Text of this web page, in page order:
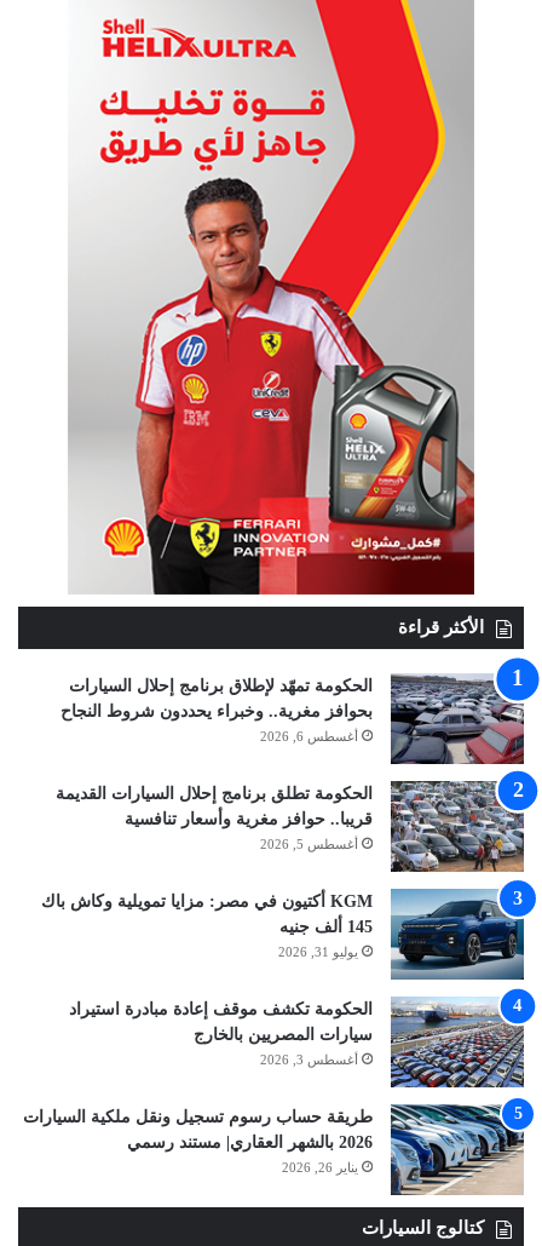
الأكثر قراءة
الحكومة تمهّد لإطلاق برنامج إحلال السيارات
بحوافز مغرية.. وخبراء يحددون شروط النجاح
أغسطس 6, 2026
الحكومة تطلق برنامج إحلال السيارات القديمة
قريبا.. حوافز مغرية وأسعار تنافسية
أغسطس 5, 2026
KGM أكتيون في مصر: مزايا تمويلية وكاش باك
145 ألف جنيه
يوليو 31, 2026
الحكومة تكشف موقف إعادة مبادرة استيراد
سيارات المصريين بالخارج
أغسطس 3, 2026
طريقة حساب رسوم تسجيل ونقل ملكية السيارات
2026 بالشهر العقاري| مستند رسمي
يناير 26, 2026
كتالوج السيارات